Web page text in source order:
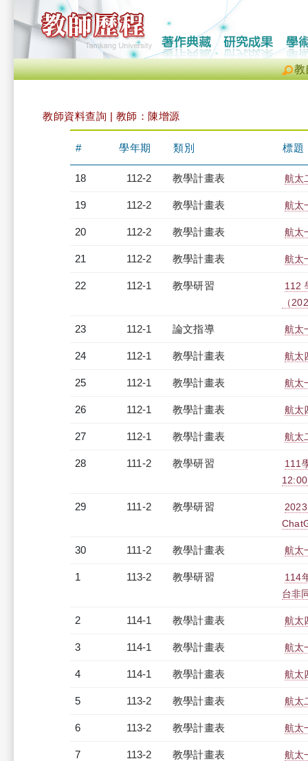
教
教師資料查詢 | 教師：陳增源
# 學年期 類別 標題
18 112-2 教學計畫表 航太
19 112-2 教學計畫表 航太
20 112-2 教學計畫表 航太
21 112-2 教學計畫表 航太
22 112-1 教學研習
112
（
23 112-1 論文指導 航太
24 112-1 教學計畫表 航太
25 112-1 教學計畫表 航太
26 112-1 教學計畫表 航太
27 112-1 教學計畫表 航太
28 111-2 教學研習
111
29 111-2 教學研習
30 111-2 教學計畫表 航太
1 113-2 教學研習
114
台非
2 114-1 教學計畫表 航太
3 114-1 教學計畫表 航太
4 114-1 教學計畫表 航太
5 113-2 教學計畫表 航太
6 113-2 教學計畫表 航太
7 113-2 教學計畫表 航太